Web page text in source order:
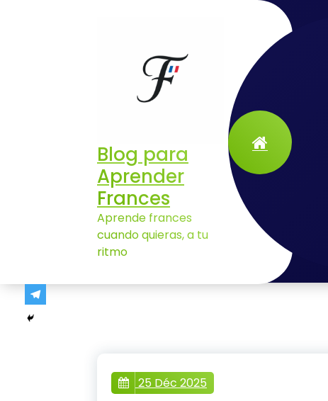
Blog para
Aprender
Frances
Aprende frances
cuando quieras, a tu
ritmo
25 Déc 2025